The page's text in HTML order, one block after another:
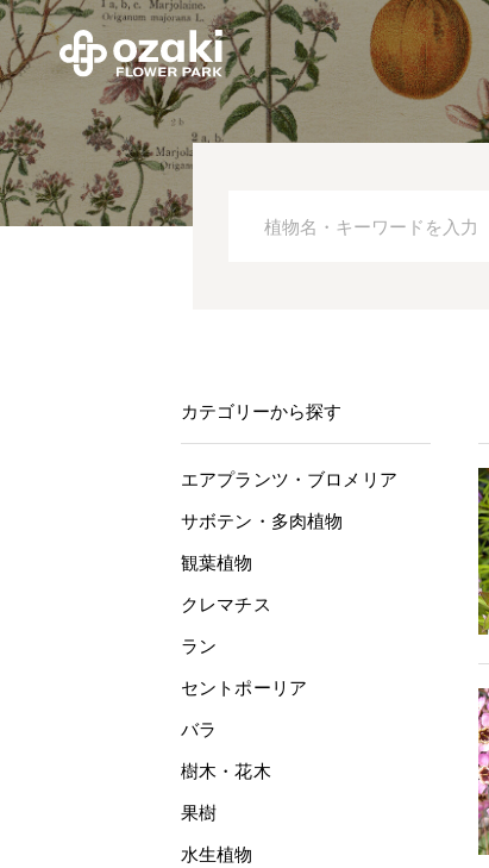
カテゴリーから探す
エアプランツ・ブロメリア
サボテン・多肉植物
観葉植物
クレマチス
ラン
セントポーリア
バラ
樹木・花木
果樹
水生植物